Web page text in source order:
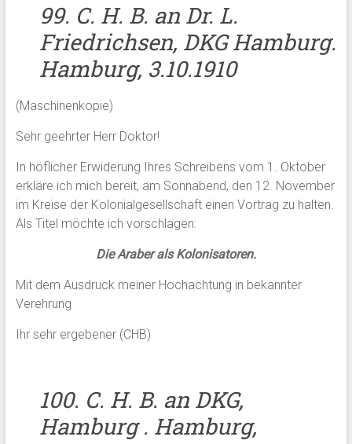
99. C. H. B. an Dr. L.
Friedrichsen, DKG Hamburg.
Hamburg, 3.10.1910
(Maschinenkopie)
Sehr geehrter Herr Doktor!
In höflicher Erwiderung Ihres Schreibens vom 1. Oktober
erkläre ich mich bereit, am Sonnabend, den 12. November
im Kreise der Kolonialgesellschaft einen Vortrag zu halten.
Als Titel möchte ich vorschlagen:
Die Araber als Kolonisatoren.
Mit dem Ausdruck meiner Hochachtung in bekannter
Verehrung
Ihr sehr ergebener (CHB)
100. C. H. B. an DKG,
Hamburg . Hamburg,